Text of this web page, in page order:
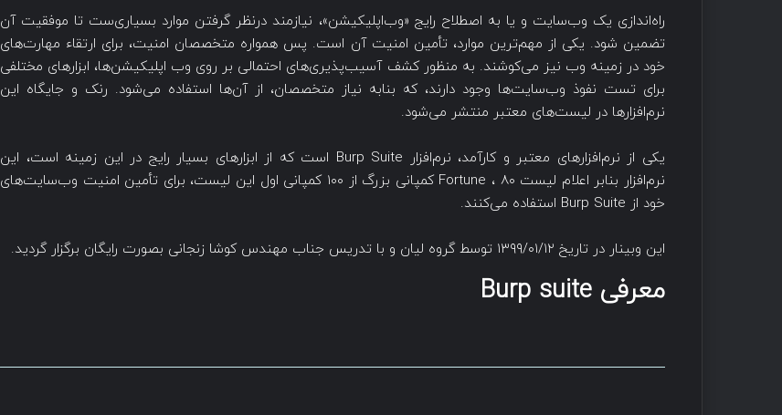
راه‌اندازی یک وب‌سایت و یا به اصطلاح رایج «وب‌اپلیکیشن»، نیازمند درنظر گرفتن موارد بسیاری‌ست تا موفقیت آن
تضمین شود. یکی از مهم‌ترین موارد، تأمین امنیت آن است. پس همواره متخصصان امنیت، برای ارتقاء مهارت‌های
خود در زمینه وب نیز می‌کوشند. به منظور کشف آسیب‌پذیری‌های احتمالی بر روی وب اپلیکیشن‌ها، ابزارهای مختلفی
برای تست نفوذ وب‌سایت‌ها وجود دارند، که بنابه نیاز متخصصان، از آن‌ها استفاده می‌شود. رنک و جایگاه این
نرم‌افزارها در لیست‌های معتبر منتشر می‌شود.
یکی از نرم‌افزارهای معتبر و کارآمد، نرم‌افزار Burp Suite است که از ابزارهای بسیار رایج در این زمینه است، این
نرم‌افزار بنابر اعلام لیست Fortune ، ۸۰ کمپانی بزرگ از ۱۰۰ کمپانی اول این لیست، برای تأمین امنیت وب‌سایت‌های
خود از Burp Suite استفاده می‌کنند.
این وبینار در تاریخ ۱۳۹۹/۰۱/۱۲ توسط گروه لیان و با تدریس جناب مهندس کوشا زنجانی بصورت رایگان برگزار گردید.
معرفی Burp suite